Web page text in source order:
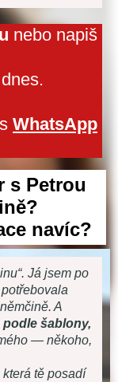
nebo napiš
WhatsApp
s Petrou
navíc?
Já jsem po
A
šablony,
— někoho,
tě posadí